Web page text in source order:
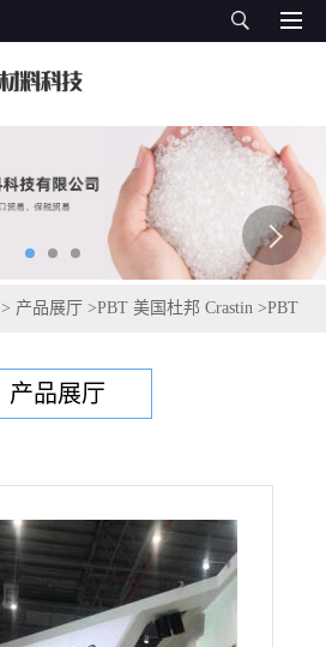
> 产品展厅 >PBT 美国杜邦 Crastin >PBT
产品展厅